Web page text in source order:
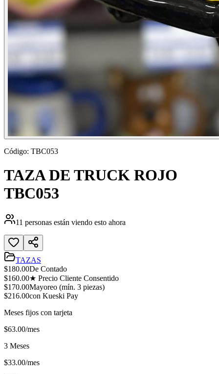
Código: TBC053
TAZA DE TRUCK ROJO
TBC053
11 personas están viendo esto ahora
TAZAS
$180.00De Contado
$160.00★ Precio Cliente Consentido
$170.00Mayoreo (mín. 3 piezas)
$216.00con Kueski Pay
Meses fijos con tarjeta
$63.00/mes
3 Meses
$33.00/mes